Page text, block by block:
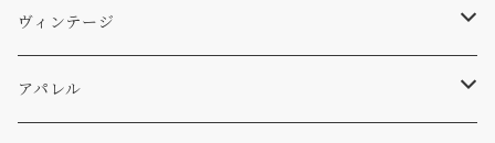
パンツ
パーカー・トレーナー
アメリカ軍払い下げ
...mura
小物
ヘルメット
スリーピング
小物
スキー
ステッカー
ワッペン
ヴィンテージ
ワッペン
アパレル